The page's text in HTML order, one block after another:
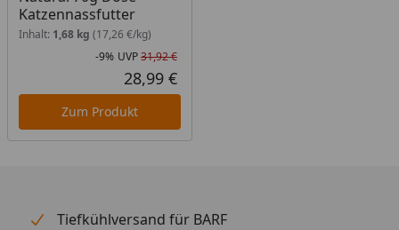
und Trockennahrung, Ergänzungs- und
Alleinfuttermittel abzuwechseln. Frisches Wasser
sollte immer bereitstehen. Tagesbedarf für eine
gesunde, erwachsene Katze von 4 kg Gewicht: 110g
Nassnahrung und 35g Trockennahrung.
Katzennassfutter
Inhalt: 1,68 kg (17,26 €/kg)
Rabatt in Prozent
-9%
Ursprünglicher Preis
UVP31,92 €
Aktueller Preis
28,99 €
Zum Produkt
Tiefkühlversand für BARF